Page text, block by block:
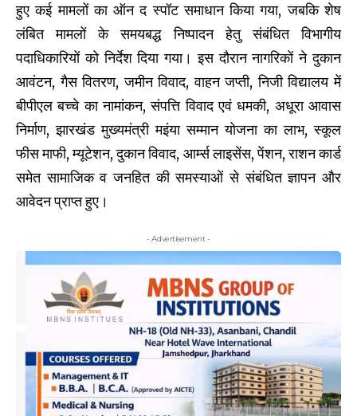
हुए कई मामलों का ऑन द स्पॉट समाधान किया गया, जबकि शेष
लंबित मामलों के समयबद्ध निष्पादन हेतु संबंधित विभागीय
पदाधिकारियों को निर्देश दिया गया। इस दौरान नागरिकों ने दुकान
आवंटन, गैस वितरण, जमीन विवाद, वाहन जप्ती, निजी विद्यालय में
बीपीएल बच्चे का नामांकन, संपत्ति विवाद एवं धमकी, अधूरा आवास
निर्माण, झारखंड मुख्यमंत्री मइंया सम्मान योजना का लाभ, स्कूल
फीस माफी, म्यूटेशन, दुकान विवाद, आर्म्स लाइसेंस, पेंशन, राशन कार्ड
समेत सामाजिक व जनहित की समस्याओं से संबंधित ज्ञापन और
आवेदन प्राप्त हुए।
- Advertisement -